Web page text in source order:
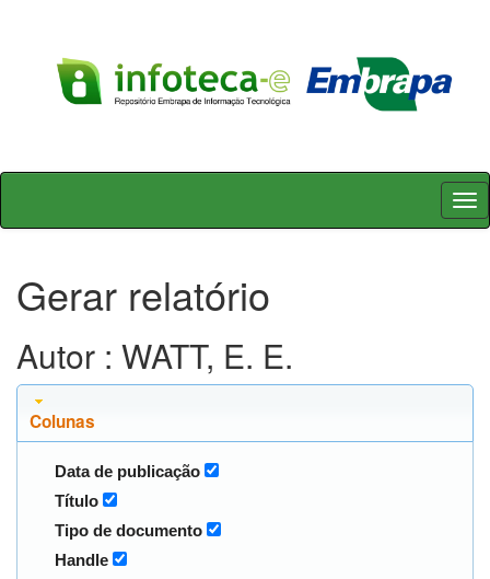
Skip
Gerar relatório
Autor : WATT, E. E.
Colunas
Data de publicação
Título
Tipo de documento
Handle